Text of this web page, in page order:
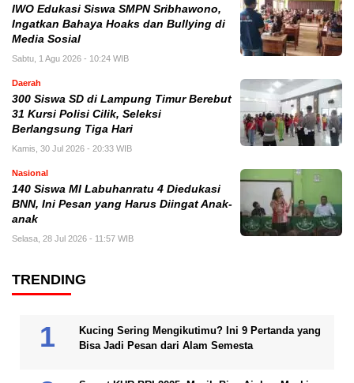
IWO Edukasi Siswa SMPN Sribhawono,
Ingatkan Bahaya Hoaks dan Bullying di
Media Sosial
Sabtu, 1 Agu 2026 - 10:24 WIB
Daerah
300 Siswa SD di Lampung Timur Berebut
31 Kursi Polisi Cilik, Seleksi
Berlangsung Tiga Hari
Kamis, 30 Jul 2026 - 20:33 WIB
Nasional
140 Siswa MI Labuhanratu 4 Diedukasi
BNN, Ini Pesan yang Harus Diingat Anak-
anak
Selasa, 28 Jul 2026 - 11:57 WIB
TRENDING
Kucing Sering Mengikutimu? Ini 9 Pertanda yang
Bisa Jadi Pesan dari Alam Semesta